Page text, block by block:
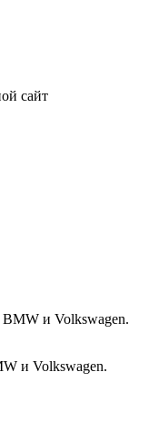
сайт
и Volkswagen.